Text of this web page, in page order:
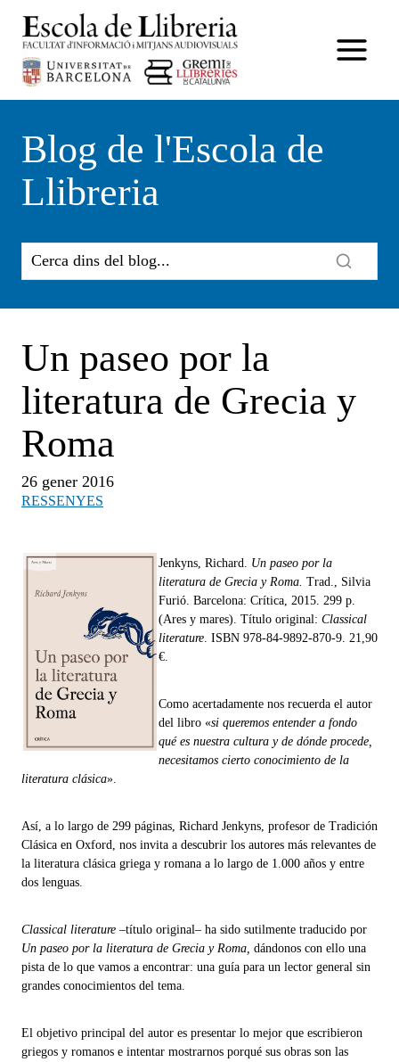
contingut
Blog de l'Escola de
Llibreria
Un paseo por la
literatura de Grecia y
Roma
26 gener 2016
RESSENYES
Jenkyns, Richard. Un paseo por la
literatura de Grecia y Roma. Trad., Silvia
Furió. Barcelona: Crítica, 2015. 299 p.
(Ares y mares). Título original: Classical
literature . ISBN 978-84-9892-870-9. 21,90
€.
Como acertadamente nos recuerda el autor
del libro «si queremos entender a fondo
qué es nuestra cultura y de dónde procede,
necesitamos cierto conocimiento de la
literatura clásica».
Así, a lo largo de 299 páginas, Richard Jenkyns, profesor de Tradición
Clásica en Oxford, nos invita a descubrir los autores más relevantes de
la literatura clásica griega y romana a lo largo de 1.000 años y entre
dos lenguas.
Classical literature ‒título original‒ ha sido sutilmente traducido por
Un paseo por la literatura de Grecia y Roma, dándonos con ello una
pista de lo que vamos a encontrar: una guía para un lector general sin
grandes conocimientos del tema.
El objetivo principal del autor es presentar lo mejor que escribieron
griegos y romanos e intentar mostrarnos porqué sus obras son las